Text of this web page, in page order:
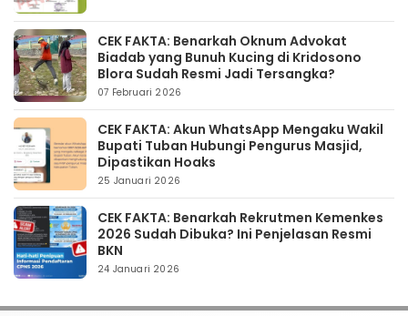
CEK FAKTA: Benarkah Oknum Advokat
Biadab yang Bunuh Kucing di Kridosono
Blora Sudah Resmi Jadi Tersangka?
07 Februari 2026
CEK FAKTA: Akun WhatsApp Mengaku Wakil
Bupati Tuban Hubungi Pengurus Masjid,
Dipastikan Hoaks
25 Januari 2026
CEK FAKTA: Benarkah Rekrutmen Kemenkes
2026 Sudah Dibuka? Ini Penjelasan Resmi
BKN
24 Januari 2026